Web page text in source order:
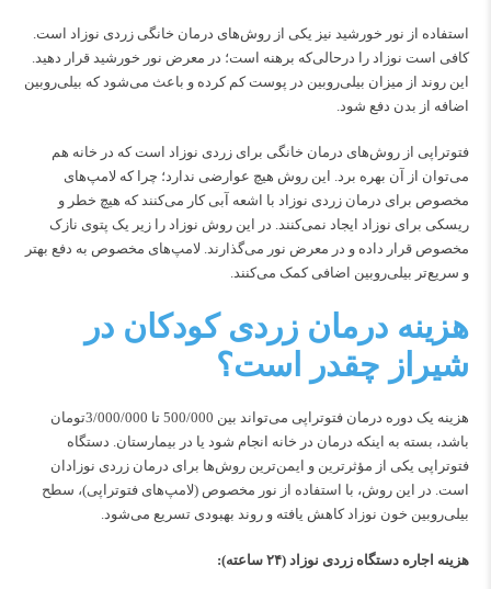
استفاده از نور خورشید نیز یکی از روش‌های درمان خانگی زردی نوزاد است.
کافی است نوزاد را درحالی‌که برهنه است؛ در معرض نور خورشید قرار دهید.
این روند از میزان بیلی‌روبین در پوست کم کرده و باعث می‌شود که بیلی‌روبین
اضافه از بدن دفع شود.
فتوتراپی از روش‌های درمان خانگی برای زردی نوزاد است که در خانه هم
می‌توان از آن بهره برد. این روش هیچ عوارضی ندارد؛ چرا که لامپ‌های
مخصوص برای درمان زردی نوزاد با اشعه آبی کار می‌کنند که هیچ خطر و
ریسکی برای نوزاد ایجاد نمی‌کنند. در این روش نوزاد را زیر یک پتوی نازک
مخصوص قرار داده و در معرض نور می‌گذارند. لامپ‌های مخصوص به دفع بهتر
و سریع‌تر بیلی‌روبین اضافی کمک می‌کنند.
هزینه درمان زردی کودکان در
شیراز چقدر است؟
هزینه یک دوره درمان فتوتراپی می‌تواند بین 500/000 تا 3/000/000تومان
باشد، بسته به اینکه درمان در خانه انجام شود یا در بیمارستان. دستگاه
فتوتراپی یکی از مؤثرترین و ایمن‌ترین روش‌ها برای درمان زردی نوزادان
است. در این روش، با استفاده از نور مخصوص (لامپ‌های فتوتراپی)، سطح
بیلی‌روبین خون نوزاد کاهش یافته و روند بهبودی تسریع می‌شود.
هزینه اجاره دستگاه زردی نوزاد (۲۴ ساعته):